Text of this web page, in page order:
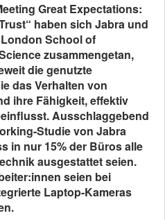
Great Expectations:
haben sich Jabra und
School of
zusammengetan,
die genutzte
das Verhalten von
ihre Fähigkeit, effektiv
Ausschlaggebend
Studie von Jabra
in nur 15% der Büros alle
ausgestattet seien.
seien bei
Laptop-Kameras